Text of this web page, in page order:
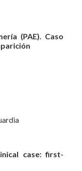
(PAE). Caso
case: first-